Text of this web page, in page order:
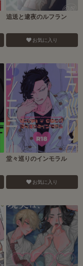
追送と逮夜のルフラン
お気に入り
堂々巡りのインモラル
お気に入り